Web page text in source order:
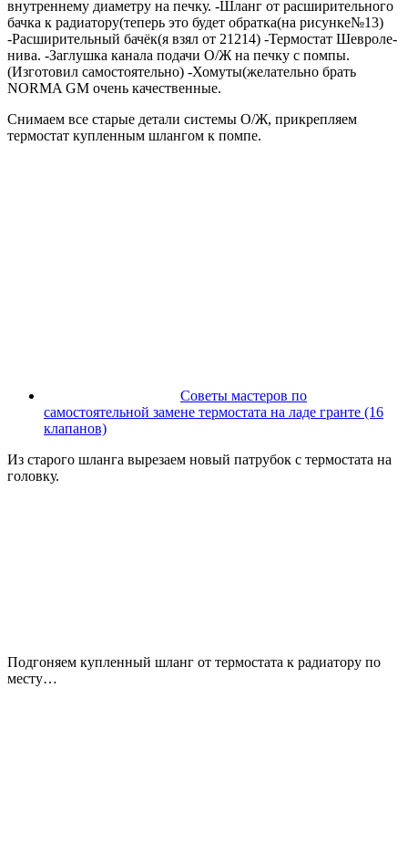
внутреннему диаметру на печку. -Шланг от расширительного
бачка к радиатору(теперь это будет обратка(на рисунке№13)
-Расширительный бачёк(я взял от 21214) -Термостат Шевроле-
нива. -Заглушка канала подачи О/Ж на печку с помпы.
(Изготовил самостоятельно) -Хомуты(желательно брать
NORMA GM очень качественные.
Снимаем все старые детали системы О/Ж, прикрепляем
термостат купленным шлангом к помпе.
Советы мастеров по
самостоятельной замене термостата на ладе гранте (16
клапанов)
Из старого шланга вырезаем новый патрубок с термостата на
головку.
Подгоняем купленный шланг от термостата к радиатору по
месту…